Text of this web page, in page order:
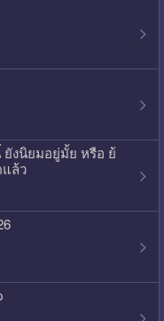
ยังนิยมอยู่มั้ย หรือ ย้
ล้ว